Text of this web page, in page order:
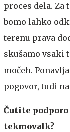
proces dela. Za
bomo lahko
terenu prava
skušamo vsaki
močeh.
pogovor, tudi
Čutite
tekmovalk?